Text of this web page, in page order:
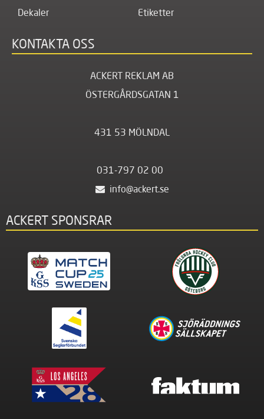
Dekaler
Etiketter
KONTAKTA OSS
ACKERT REKLAM AB
ÖSTERGÅRDSGATAN 1
431 53 MÖLNDAL
031-797 02 00
info@ackert.se
ACKERT SPONSRAR